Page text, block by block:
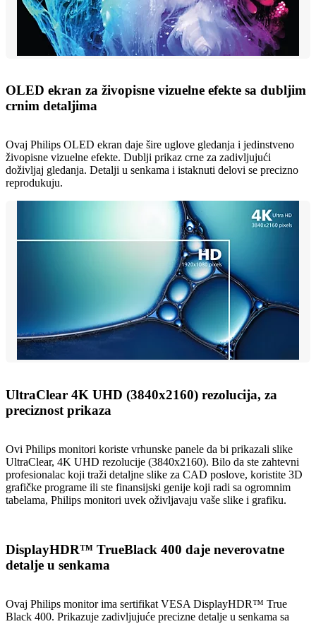
OLED ekran za živopisne vizuelne efekte sa dubljim
crnim detaljima
Ovaj Philips OLED ekran daje šire uglove gledanja i jedinstveno
živopisne vizuelne efekte. Dublji prikaz crne za zadivljujući
doživljaj gledanja. Detalji u senkama i istaknuti delovi se precizno
reprodukuju.
UltraClear 4K UHD (3840x2160) rezolucija, za
preciznost prikaza
Ovi Philips monitori koriste vrhunske panele da bi prikazali slike
UltraClear, 4K UHD rezolucije (3840x2160). Bilo da ste zahtevni
profesionalac koji traži detaljne slike za CAD poslove, koristite 3D
grafičke programe ili ste finansijski genije koji radi sa ogromnim
tabelama, Philips monitori uvek oživljavaju vaše slike i grafiku.
DisplayHDR™ TrueBlack 400 daje neverovatne
detalje u senkama
Ovaj Philips monitor ima sertifikat VESA DisplayHDR™ True
Black 400. Prikazuje zadivljujuće precizne detalje u senkama sa